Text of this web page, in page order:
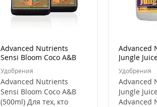
Advanced Nutrients
Sensi Bloom Coco A&B
(500ml)
Удобрения
Advanced Nutrients
Sensi Bloom Coco A&B
(500ml) Для тех, кто
Advanced
Jungle
Удобрения
Advanced
Jungle
Advanced